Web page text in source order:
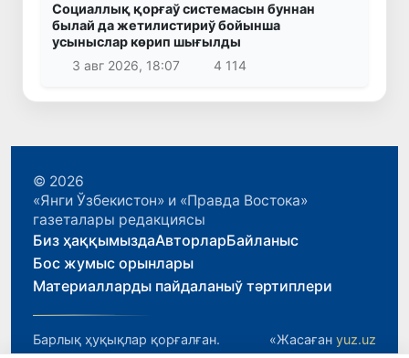
Социаллық қорғаў системасын буннан
былай да жетилистириў бойынша
усыныслар көрип шығылды
3 авг 2026, 18:07
4 114
© 2026
«Янги Ўзбекистон» и «Правда Востока»
газеталары редакциясы
Биз ҳаққымыздаАвторларБайланыс
Бос жумыс орынлары
Материалларды пайдаланыў тәртиплери
Барлық ҳуқықлар қорғалған. «Жасаған yuz.uz